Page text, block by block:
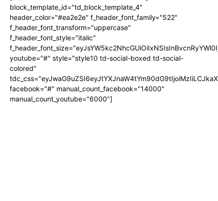
block_template_id="td_block_template_4"
header_color="#ea2e2e" f_header_font_family="522"
f_header_font_transform="uppercase"
f_header_font_style="italic"
youtube="#" style="style10 td-social-boxed td-social-
colored"
facebook="#" manual_count_facebook="14000"
manual_count_youtube="6000"]